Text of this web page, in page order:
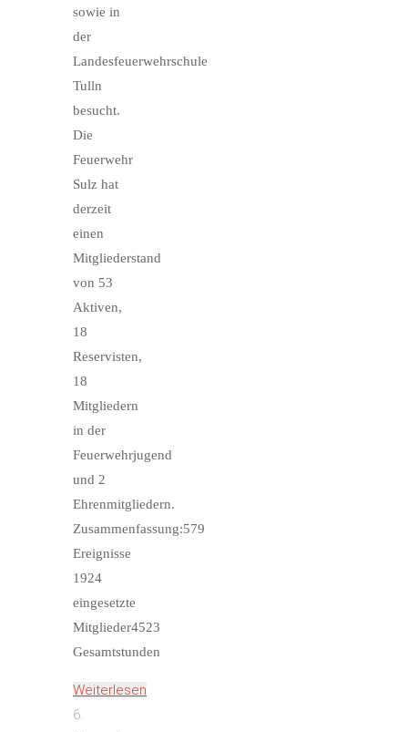
sowie in
der
Landesfeuerwehrschule
Tulln
besucht.
Die
Feuerwehr
Sulz hat
derzeit
einen
Mitgliederstand
von 53
Aktiven,
18
Reservisten,
18
Mitgliedern
in der
Feuerwehrjugend
und 2
Ehrenmitgliedern.
Zusammenfassung:579
Ereignisse
1924
eingesetzte
Mitglieder4523
Gesamtstunden
Weiterlesen
"Jahresbericht
6.